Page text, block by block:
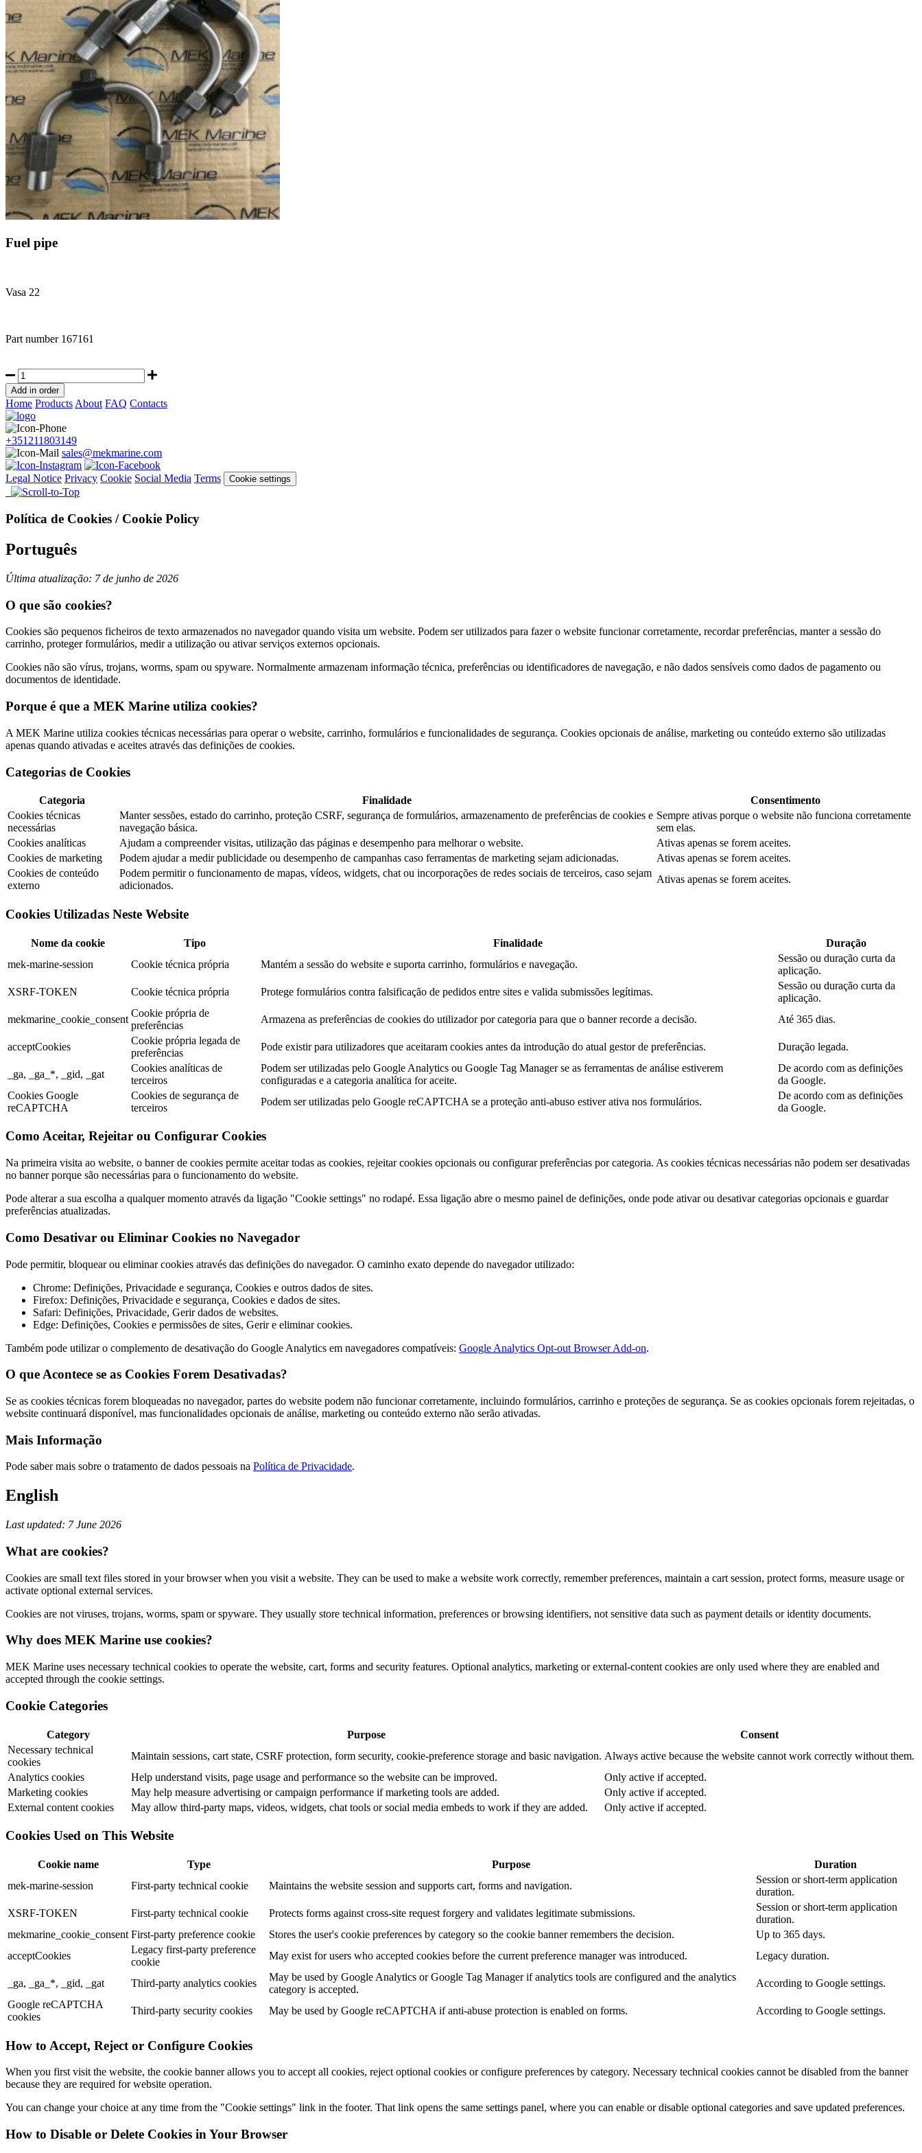
Fuel pipe
Vasa 22
Part number 167161
Home ProductsAbout FAQ Contacts
+351211803149
sales@mekmarine.com
Legal Notice Privacy Cookie Social Media Terms Cookie settings
Política de Cookies / Cookie Policy
Português
Última atualização: 7 de junho de 2026
O que são cookies?
Cookies são pequenos ficheiros de texto armazenados no navegador quando visita um website. Podem ser utilizados para fazer o website funcionar corretamente, recordar preferências, manter a sessão do
carrinho, proteger formulários, medir a utilização ou ativar serviços externos opcionais.
Cookies não são vírus, trojans, worms, spam ou spyware. Normalmente armazenam informação técnica, preferências ou identificadores de navegação, e não dados sensíveis como dados de pagamento ou
documentos de identidade.
Porque é que a MEK Marine utiliza cookies?
A MEK Marine utiliza cookies técnicas necessárias para operar o website, carrinho, formulários e funcionalidades de segurança. Cookies opcionais de análise, marketing ou conteúdo externo são utilizadas
apenas quando ativadas e aceites através das definições de cookies.
Categorias de Cookies
Categoria Finalidade
Consentimento
Cookies técnicas
necessárias
Manter sessões, estado do carrinho, proteção CSRF, segurança de formulários, armazenamento de preferências de cookies e
navegação básica.
Sempre ativas porque o website não funciona corretamente
sem elas.
Cookies analíticas
Ajudam a compreender visitas, utilização das páginas e desempenho para melhorar o website.
Ativas apenas se forem aceites.
Cookies de marketing
Podem ajudar a medir publicidade ou desempenho de campanhas caso ferramentas de marketing sejam adicionadas.
Ativas apenas se forem aceites.
Cookies de conteúdo
externo
Podem permitir o funcionamento de mapas, vídeos, widgets, chat ou incorporações de redes sociais de terceiros, caso sejam
adicionados.
Ativas apenas se forem aceites.
Cookies Utilizadas Neste Website
Nome da cookie Tipo Finalidade
Duração
mek-marine-session
Cookie técnica própria Mantém a sessão do website e suporta carrinho, formulários e navegação.
Sessão ou duração curta da
aplicação.
XSRF-TOKEN
Cookie técnica própria Protege formulários contra falsificação de pedidos entre sites e valida submissões legítimas.
Sessão ou duração curta da
aplicação.
mekmarine_cookie_consent
Cookie própria de
preferências
Armazena as preferências de cookies do utilizador por categoria para que o banner recorde a decisão. Até 365 dias.
acceptCookies
Cookie própria legada de
preferências
Pode existir para utilizadores que aceitaram cookies antes da introdução do atual gestor de preferências. Duração legada.
_ga, _ga_*, _gid, _gat
Cookies analíticas de
terceiros
Podem ser utilizadas pelo Google Analytics ou Google Tag Manager se as ferramentas de análise estiverem
configuradas e a categoria analítica for aceite.
De acordo com as definições
da Google.
Cookies Google
reCAPTCHA
Cookies de segurança de
terceiros
Podem ser utilizadas pelo Google reCAPTCHA se a proteção anti-abuso estiver ativa nos formulários.
De acordo com as definições
da Google.
Como Aceitar, Rejeitar ou Configurar Cookies
Na primeira visita ao website, o banner de cookies permite aceitar todas as cookies, rejeitar cookies opcionais ou configurar preferências por categoria. As cookies técnicas necessárias não podem ser desativadas
no banner porque são necessárias para o funcionamento do website.
Pode alterar a sua escolha a qualquer momento através da ligação "Cookie settings" no rodapé. Essa ligação abre o mesmo painel de definições, onde pode ativar ou desativar categorias opcionais e guardar
preferências atualizadas.
Como Desativar ou Eliminar Cookies no Navegador
Pode permitir, bloquear ou eliminar cookies através das definições do navegador. O caminho exato depende do navegador utilizado:
Chrome: Definições, Privacidade e segurança, Cookies e outros dados de sites.
Firefox: Definições, Privacidade e segurança, Cookies e dados de sites.
Safari: Definições, Privacidade, Gerir dados de websites.
Edge: Definições, Cookies e permissões de sites, Gerir e eliminar cookies.
Também pode utilizar o complemento de desativação do Google Analytics em navegadores compatíveis: Google Analytics Opt-out Browser Add-on.
O que Acontece se as Cookies Forem Desativadas?
Se as cookies técnicas forem bloqueadas no navegador, partes do website podem não funcionar corretamente, incluindo formulários, carrinho e proteções de segurança. Se as cookies opcionais forem rejeitadas, o
website continuará disponível, mas funcionalidades opcionais de análise, marketing ou conteúdo externo não serão ativadas.
Mais Informação
Pode saber mais sobre o tratamento de dados pessoais na Política de Privacidade.
English
Last updated: 7 June 2026
What are cookies?
Cookies are small text files stored in your browser when you visit a website. They can be used to make a website work correctly, remember preferences, maintain a cart session, protect forms, measure usage or
activate optional external services.
Cookies are not viruses, trojans, worms, spam or spyware. They usually store technical information, preferences or browsing identifiers, not sensitive data such as payment details or identity documents.
Why does MEK Marine use cookies?
MEK Marine uses necessary technical cookies to operate the website, cart, forms and security features. Optional analytics, marketing or external-content cookies are only used where they are enabled and
accepted through the cookie settings.
Cookie Categories
Category Purpose
Consent
Necessary technical
cookies
Maintain sessions, cart state, CSRF protection, form security, cookie-preference storage and basic navigation. Always active because the website cannot work correctly without them.
Analytics cookies
Help understand visits, page usage and performance so the website can be improved.
Only active if accepted.
Marketing cookies
May help measure advertising or campaign performance if marketing tools are added.
Only active if accepted.
External content cookies
May allow third-party maps, videos, widgets, chat tools or social media embeds to work if they are added. Only active if accepted.
Cookies Used on This Website
Cookie name Type Purpose
Duration
mek-marine-session
First-party technical cookie Maintains the website session and supports cart, forms and navigation.
Session or short-term application
duration.
XSRF-TOKEN
First-party technical cookie Protects forms against cross-site request forgery and validates legitimate submissions.
Session or short-term application
duration.
mekmarine_cookie_consent First-party preference cookie Stores the user's cookie preferences by category so the cookie banner remembers the decision.
Up to 365 days.
acceptCookies
Legacy first-party preference
cookie
May exist for users who accepted cookies before the current preference manager was introduced. Legacy duration.
_ga, _ga_*, _gid, _gat Third-party analytics cookies
May be used by Google Analytics or Google Tag Manager if analytics tools are configured and the analytics
category is accepted.
According to Google settings.
Google reCAPTCHA
cookies
Third-party security cookies May be used by Google reCAPTCHA if anti-abuse protection is enabled on forms. According to Google settings.
How to Accept, Reject or Configure Cookies
When you first visit the website, the cookie banner allows you to accept all cookies, reject optional cookies or configure preferences by category. Necessary technical cookies cannot be disabled from the banner
because they are required for website operation.
You can change your choice at any time from the "Cookie settings" link in the footer. That link opens the same settings panel, where you can enable or disable optional categories and save updated preferences.
How to Disable or Delete Cookies in Your Browser